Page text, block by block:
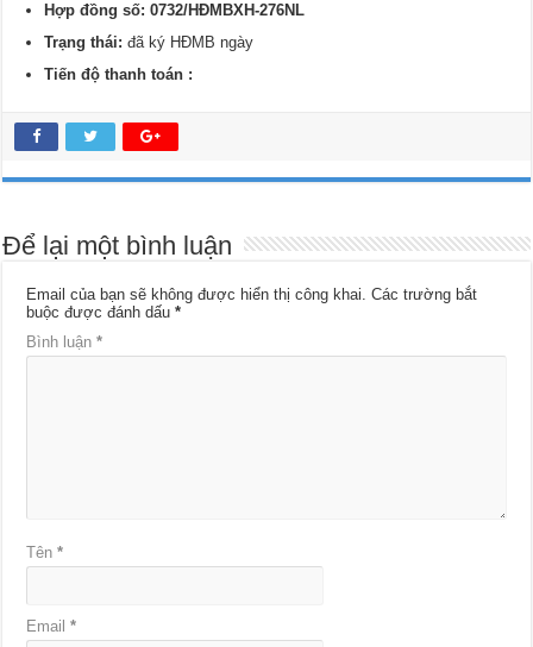
Hợp đồng số: 0732/HĐMBXH-276NL
Trạng thái:đã ký HĐMB ngày
Tiến độ thanh toán :
Để lại một bình luận
Email của bạn sẽ không được hiển thị công khai. Các trường bắt
buộc được đánh dấu*
Bình luận*
Tên*
Email*